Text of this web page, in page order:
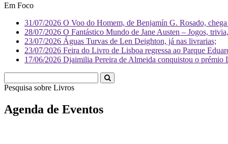
Em Foco
31/07/2026 O Voo do Homem, de Benjamín G. Rosado,
28/07/2026 O Fantástico Mundo de Jane Austen – Jogos,
23/07/2026 Águas Turvas de Len Deighton, já nas livrarias;
23/07/2026 Feira do Livro de Lisboa regressa ao Parque
17/06/2026 Djaimilia Pereira de Almeida conquistou o
Pesquisa sobre Li
Agenda de Eventos